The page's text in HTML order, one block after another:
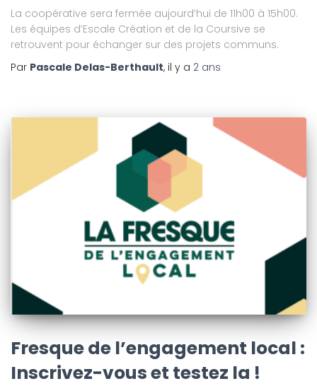
La coopérative sera fermée aujourd’hui de 11h00 à 15h00.
Les équipes d’Escale Création et de la Coursive se
retrouvent pour échanger sur des projets communs.
Par Pascale Delas-Berthault, il y a 2 ans
Fresque de l’engagement local :
Inscrivez-vous et testez la !